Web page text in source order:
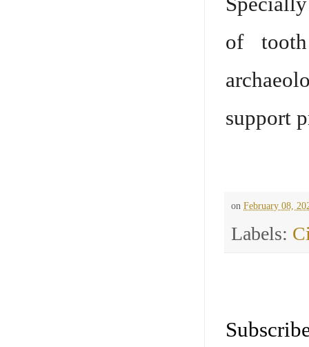
of tooth
support
on February 08,
Labels: